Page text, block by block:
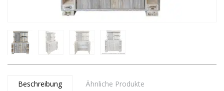
Beschreibung Ähnliche Produkte